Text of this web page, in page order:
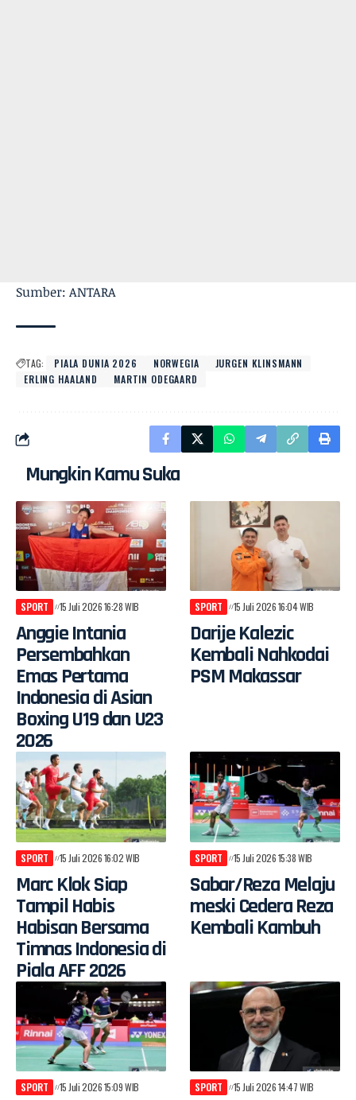
Sumber: ANTARA
TAG: PIALA DUNIA 2026 NORWEGIA
JURGEN KLINSMANN
ERLING HAALAND
MARTIN ODEGAARD
Mungkin Kamu Suka
SPORT 15 Juli 2026 16:28 WIB
Anggie Intania
Persembahkan
Emas Pertama
Indonesia di Asian
Boxing U19 dan U23
2026
SPORT 15 Juli 2026 16:04 WIB
Darije Kalezic
Kembali Nahkodai
PSM Makassar
SPORT 15 Juli 2026 16:02 WIB
Marc Klok Siap
Tampil Habis
Habisan Bersama
Timnas Indonesia di
Piala AFF 2026
SPORT 15 Juli 2026 15:38 WIB
Sabar/Reza Melaju
meski Cedera Reza
Kembali Kambuh
SPORT 15 Juli 2026 15:09 WIB SPORT 15 Juli 2026 14:47 WIB